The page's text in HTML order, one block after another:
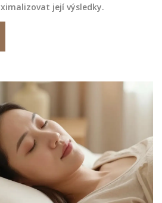
její výsledky.